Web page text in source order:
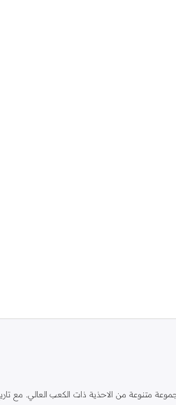
متنوعة من الاحذية ذات الكعب العالي. مع